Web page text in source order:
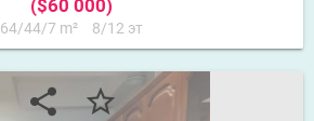
($60 000)
64/44/7 m² 8/12 эт
share star_border